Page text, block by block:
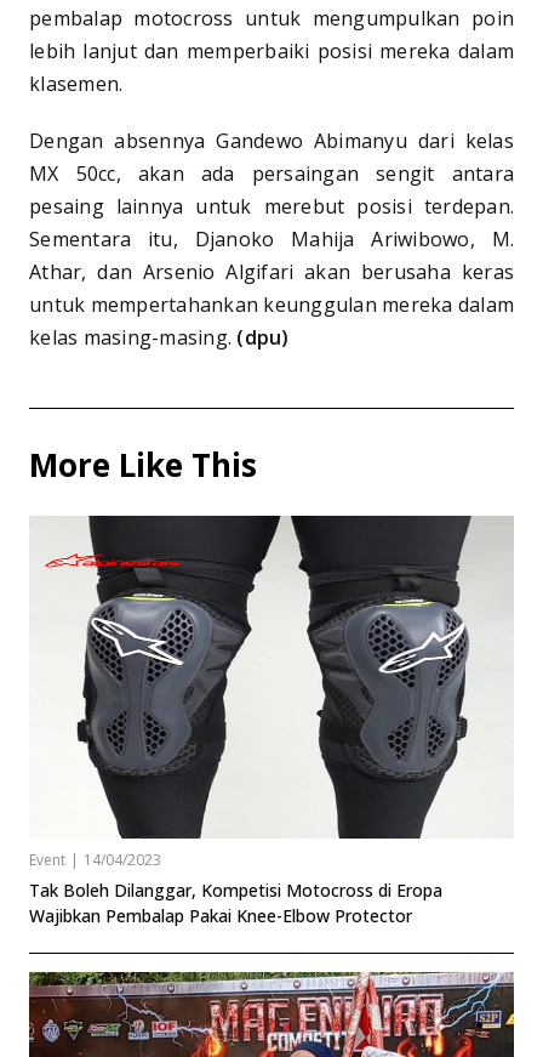
pembalap motocross untuk mengumpulkan poin
lebih lanjut dan memperbaiki posisi mereka dalam
klasemen.
Dengan absennya Gandewo Abimanyu dari kelas
MX 50cc, akan ada persaingan sengit antara
pesaing lainnya untuk merebut posisi terdepan.
Sementara itu, Djanoko Mahija Ariwibowo, M.
Athar, dan Arsenio Algifari akan berusaha keras
untuk mempertahankan keunggulan mereka dalam
kelas masing-masing. (dpu)
More Like This
Event | 14/04/2023
Tak Boleh Dilanggar, Kompetisi Motocross di Eropa
Wajibkan Pembalap Pakai Knee-Elbow Protector